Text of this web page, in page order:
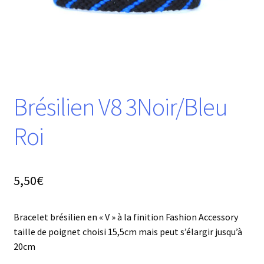
Brésilien V8 3Noir/Bleu
Roi
5,50€
Bracelet brésilien en « V » à la finition Fashion Accessory
taille de poignet choisi 15,5cm mais peut s’élargir jusqu’à
20cm